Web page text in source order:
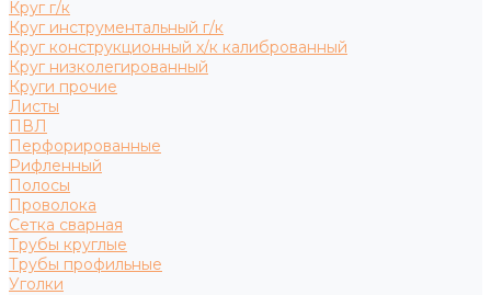
Круг г/к
Круг инструментальный г/к
Круг конструкционный х/к калиброванный
Круг низколегированный
Круги прочие
Листы
ПВЛ
Перфорированные
Рифленный
Полосы
Проволока
Сетка сварная
Трубы круглые
Трубы профильные
Уголки